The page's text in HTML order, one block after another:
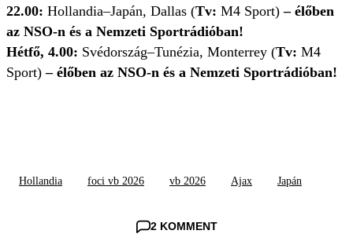
22.00: Hollandia–Japán, Dallas (Tv: M4 Sport)– élőben
az NSO-n és a Nemzeti Sportrádióban!
Hétfő, 4.00: Svédország–Tunézia, Monterrey (Tv: M4
Sport)– élőben az NSO-n és a Nemzeti Sportrádióban!
Hollandia foci vb 2026 vb 2026 Ajax Japán
2 KOMMENT